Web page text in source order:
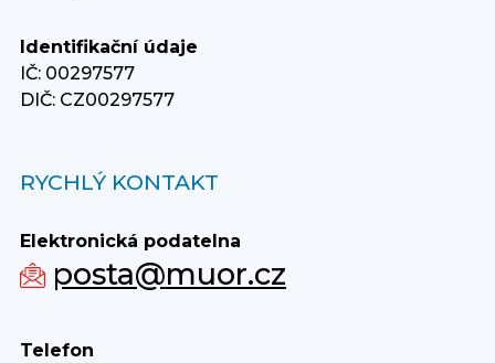
Identifikační údaje
IČ: 00297577
DIČ: CZ00297577
RYCHLÝ KONTAKT
Elektronická podatelna
posta@muor.cz
Telefon